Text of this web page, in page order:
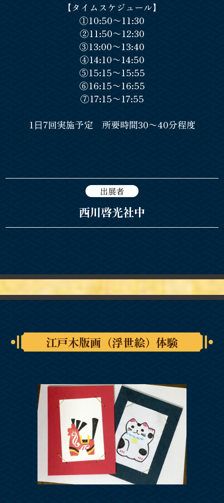
【タイムスケジュール】
①10:50〜11:30
②11:50〜12:30
③13:00〜13:40
④14:10〜14:50
⑤15:15〜15:55
⑥16:15〜16:55
⑦17:15〜17:55
1⽇7回実施予定 所要時間30〜40分程度
出展者
西川啓光社中
江戸木版画（浮世絵）体験